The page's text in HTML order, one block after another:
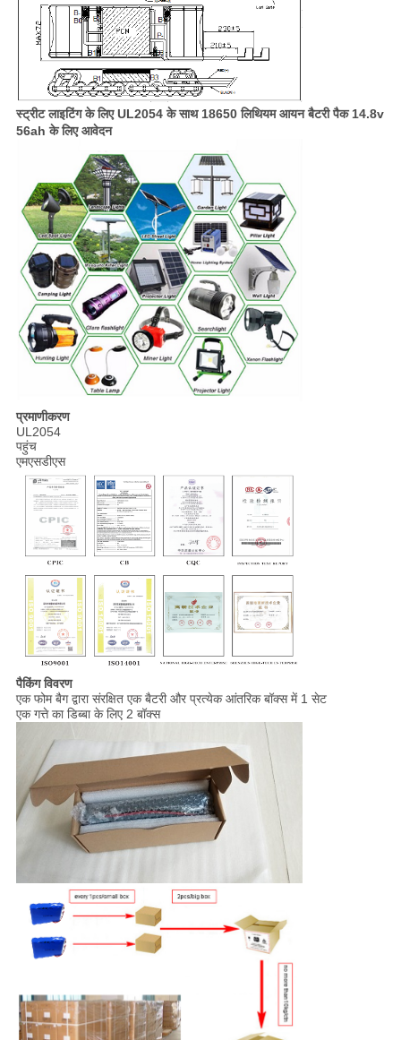
स्ट्रीट लाइटिंग के लिए UL2054 के साथ 18650 लिथियम आयन बैटरी पैक 14.8v
56ah के लिए आवेदन
प्रमाणीकरण
UL2054
पहुंच
एमएसडीएस
पैकिंग विवरण
एक फोम बैग द्वारा संरक्षित एक बैटरी और प्रत्येक आंतरिक बॉक्स में 1 सेट
एक गत्ते का डिब्बा के लिए 2 बॉक्स